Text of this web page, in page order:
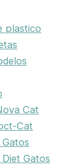
plastico
Cat
Cat
Gatos